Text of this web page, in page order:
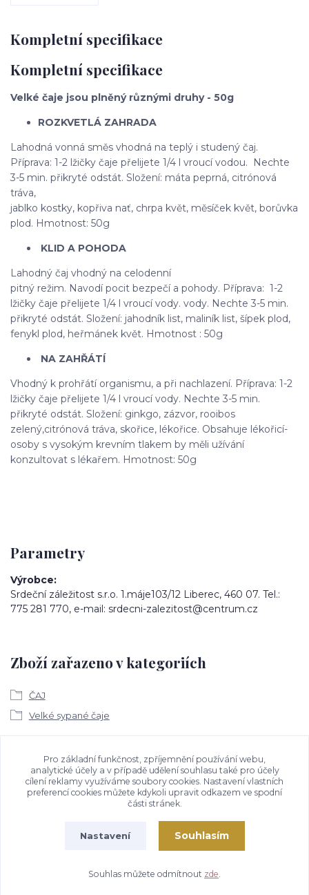
Kompletní specifikace
Kompletní specifikace
Velké čaje jsou plněný různými druhy - 50g
ROZKVETLÁ ZAHRADA
Lahodná vonná směs vhodná na teplý i studený čaj.
Příprava: 1-2 lžičky čaje přelijete 1/4 l vroucí vodou. Nechte
3-5 min. přikryté odstát. Složení: máta peprná, citrónová
tráva,
jablko kostky, kopřiva nať, chrpa květ, měsíček květ, borůvka
plod. Hmotnost: 50g
KLID A POHODA
Lahodný čaj vhodný na celodenní
pitný režim. Navodí pocit bezpečí a pohody. Příprava: 1-2
lžičky čaje přelijete 1/4 l vroucí vody. vody. Nechte 3-5 min.
přikryté odstát. Složení: jahodník list, maliník list, šípek plod,
fenykl plod, heřmánek květ. Hmotnost : 50g
NA ZAHŘÁTÍ
Vhodný k prohřátí organismu, a při nachlazení. Příprava: 1-2
lžičky čaje přelijete 1/4 l vroucí vody. Nechte 3-5 min.
přikryté odstát. Složení: ginkgo, zázvor, rooibos
zelený,citrónová tráva, skořice, lékořice. Obsahuje lékořicí-
osoby s vysokým krevním tlakem by měli užívání
konzultovat s lékařem. Hmotnost: 50g
Parametry
Výrobce
Srdeční záležitost s.r.o. 1.máje103/12 Liberec, 460 07. Tel.:
775 281 770, e-mail: srdecni-zalezitost@centrum.cz
Zboží zařazeno v kategoriích
ČAJ
Velké sypané čaje
Ke stažení
Bezpečností upozornění
Vytvořeno na Eshop-rychle.cz
Pro základní funkčnost, zpříjemnění používání webu,
analytické účely a v případě udělení souhlasu také pro účely
cílení reklamy využíváme soubory cookies. Nastavení vlastních
preferencí cookies můžete kdykoli upravit odkazem ve spodní
části stránek.
Nastavení Souhlasím
Souhlas můžete odmítnout zde